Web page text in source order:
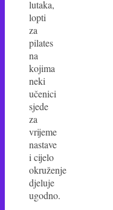
lutaka,
lopti
za
pilates
na
kojima
neki
učenici
sjede
za
vrijeme
nastave
i cijelo
okruženje
djeluje
ugodno.